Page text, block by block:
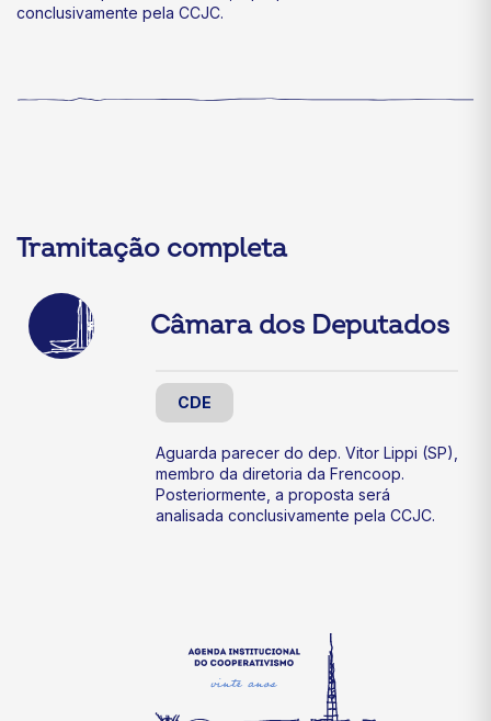
conclusivamente pela CCJC.
Tramitação completa
Câmara dos Deputados
CDE
Aguarda parecer do dep. Vitor Lippi (SP),
membro da diretoria da Frencoop.
Posteriormente, a proposta será
analisada conclusivamente pela CCJC.